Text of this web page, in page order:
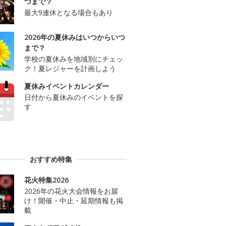
最大9連休となる場合もあり
2026年の夏休みはいつからいつ
まで？
学校の夏休みを地域別にチェッ
ク！夏レジャーを計画しよう
夏休みイベントカレンダー
日付から夏休みのイベントを探
す
おすすめ特集
花火特集2026
2026年の花火大会情報をお届
け！開催・中止・延期情報も掲
載